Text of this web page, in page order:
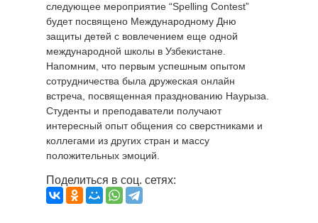
следующее мероприятие “Spelling Contest”
будет посвящено Международному Дню
защиты детей с вовлечением еще одной
международной школы в Узбекистане.
Напомним, что первым успешным опытом
сотрудничества была дружеская онлайн
встреча, посвященная празднованию Наурыза.
Студенты и преподаватели получают
интересный опыт общения со сверстниками и
коллегами из других стран и массу
положительных эмоций.
Поделиться в соц. сетях: